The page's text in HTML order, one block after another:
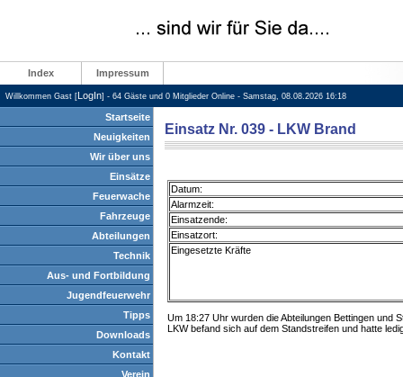
Index Impressum
Willkommen Gast [LogIn] - 64 Gäste und 0 Mitglieder Online - Samstag, 08.08.2026 16:18
Startseite
Neuigkeiten
Wir über uns
Einsätze
Feuerwache
Fahrzeuge
Abteilungen
Technik
Aus- und Fortbildung
Jugendfeuerwehr
Tipps
Downloads
Kontakt
Verein
Einsatz Nr. 039 - LKW Brand
Datum:
Alarmzeit:
Einsatzende:
Einsatzort:
Eingesetzte Kräfte
Um 18:27 Uhr wurden die Abteilungen Bettingen und
LKW befand sich auf dem Standstreifen und hatte